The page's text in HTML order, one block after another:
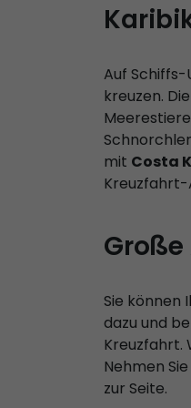
Auf Schiffs-
kreuzen.
mit Costa
Kreuzfahrt-
Sie können
dazu und
Kreuzfahrt.
Nehmen
zur Seite.